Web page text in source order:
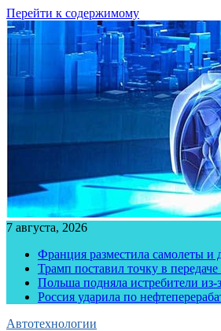
Перейти к содержимому
7 августа, 2026
Франция разместила самолеты
Трамп поставил точку в
Польша подняла истребители из-
Россия ударила по
Автотехнологии